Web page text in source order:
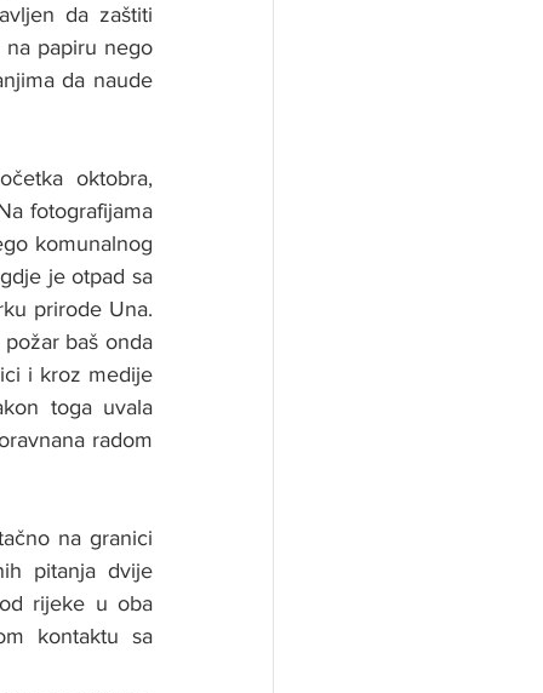
da zaštiti
papiru nego
da naude
oktobra,
fotografijama
komunalnog
je otpad sa
prirode Una.
baš onda
i kroz medije
toga uvala
radom
na granici
pitanja dvije
rijeke u oba
kontaktu sa